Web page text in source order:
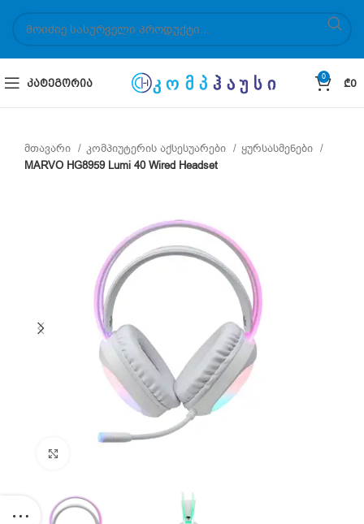
ᲙᲐᲢᲔᲒᲝᲠᲘᲐ
0
₾0
მთავარი კომპიუტერის აქსესუარები
ყურსასმენები
MARVO HG8959 Lumi 40 Wired Headset